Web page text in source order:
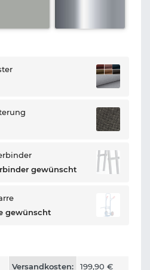
gewünscht
gewünscht
Versandkosten: 199,90 €